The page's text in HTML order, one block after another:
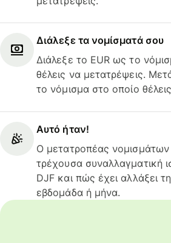
Διάλεξε τα νομίσματά σου
Διάλεξε το EUR ως το
θέλεις να μετατρέψεις.
το νόμισμα στο οποίο
Αυτό ήταν!
Ο μετατροπέας νομισμάτων
τρέχουσα συναλλαγματική
DJF και πώς έχει αλλάξει
εβδομάδα ή μήνα.